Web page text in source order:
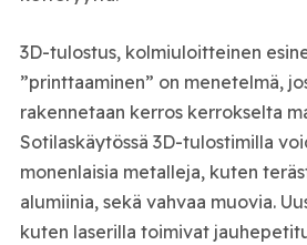
3D-tulostus, kolmiuloitteinen
”printtaaminen” on menetelmä,
rakennetaan kerros kerrokselta
Sotilaskäytössä 3D-tulostimilla
monenlaisia metalleja, kuten
alumiinia, sekä vahvaa muovia.
kuten laserilla toimivat